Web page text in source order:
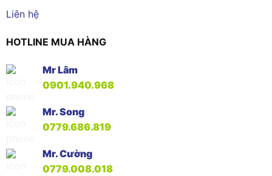
Liên hệ
HOTLINE MUA HÀNG
Mr Lâm
0901.940.968
Mr. Song
0779.686.819
Mr. Cường
0779.008.018